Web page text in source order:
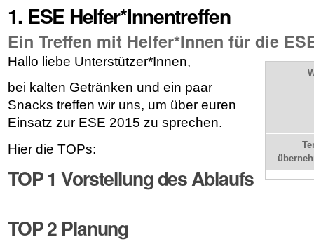
1. ESE Helfer*Innentreffen
Ein Treffen mit Helfer*Innen für die
Hallo liebe Unterstützer*Innen,
bei kalten Getränken und ein paar
Snacks treffen wir uns, um über euren
Einsatz zur ESE 2015 zu sprechen.
Hier die TOPs:
TOP 1Vorstellung des Ablaufs
TOP 2 Planung